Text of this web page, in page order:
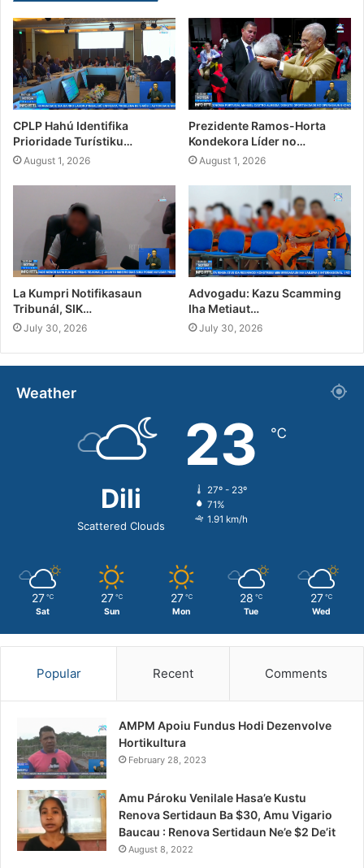
CPLP Hahú Identifika
Prioridade Turístiku…
August 1, 2026
Prezidente Ramos-Horta
Kondekora Líder no…
August 1, 2026
La Kumpri Notifikasaun
Tribunál, SIK…
July 30, 2026
Advogadu: Kazu Scamming
Iha Metiaut…
July 30, 2026
Weather
Dili
Scattered Clouds
23 ℃
27º - 23º
71%
1.91 km/h
27 ℃
Sat
27 ℃
Sun
27 ℃
Mon
28 ℃
Tue
27 ℃
Wed
Popular Recent Comments
AMPM Apoiu Fundus Hodi Dezenvolve
Hortikultura
February 28, 2023
Amu Pároku Venilale Hasa’e Kustu
Renova Sertidaun Ba $30, Amu Vigario
Baucau : Renova Sertidaun Ne’e $2 De’it
August 8, 2022